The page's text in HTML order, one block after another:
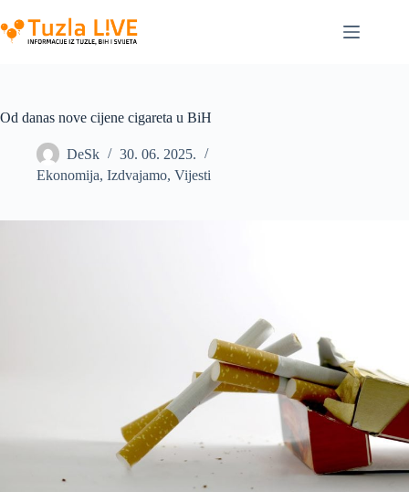
to
content
Od danas nove cijene cigareta u BiH
DeSk
30. 06. 2025.
Ekonomija, Izdvajamo, Vijesti